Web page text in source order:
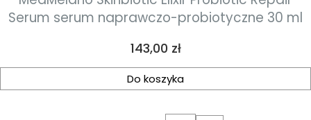
Serum serum naprawczo-probiotyczne 30 ml
Cena
143,00 zł
Do koszyka